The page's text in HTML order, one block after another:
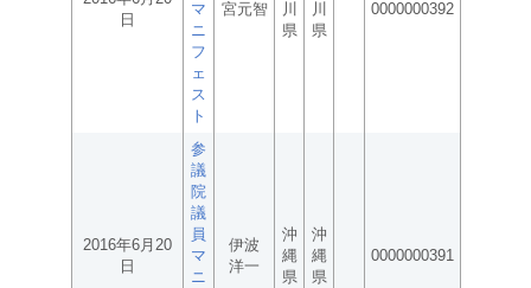
日
マ
ニ
フ
ェ
ス
ト
宮元智
川
県
川
県
0000000392
2016年6月20
日
参
議
院
議
員
マ
ニ
伊波
洋一
沖
縄
県
沖
縄
県
0000000391